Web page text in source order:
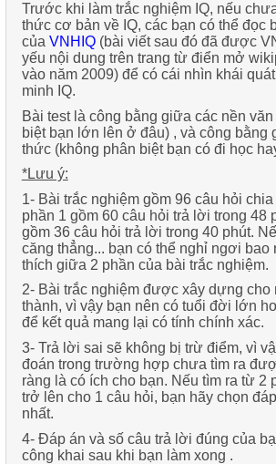
Trước khi làm trắc nghiệm IQ, nếu
thức cơ bản về IQ, các bạn có thể đọc
của VNHIQ(bài viết sau đó đã được
yếu nội dung trên trang từ điển mở
vào năm 2009) để có cái nhìn khái
minh IQ.
Bài test là công bằng giữa các nền văn
biệt bạn lớn lên ở đâu) , và công bằng
thức(không phân biệt bạn có đi học
*Lưu ý:
1-Bài trắc nghiệm gồm 96 câu hỏi chia
phần 1 gồm 60 câu hỏi trả lời trong 48
gồm 36 câu hỏi trả lời trong 40 phút.
căng thẳng... bạn có thể nghỉ ngơi bao
thích giữa 2 phần của bài trắc nghiệm.
2-Bài trắc nghiệm được xây dựng
thành, vì vậy bạn nên có tuổi đời lớn
để kết quả mang lại có tính chính xác.
3-Trả lời sai sẽ không bị trừ điểm, vì
đoán trong trường hợp chưa tìm ra
ràng là có ích cho bạn. Nếu tìm ra từ 2
trở lên cho 1 câu hỏi, bạn hãy chọn
nhất.
4-Đáp án và số câu trả lời đúng của
công khai sau khi bạn làm xong .